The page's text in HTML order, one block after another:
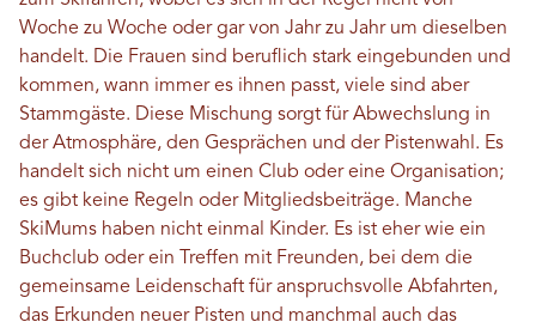
Woche zu Woche oder gar von Jahr zu Jahr um dieselben
handelt. Die Frauen sind beruflich stark eingebunden und
kommen, wann immer es ihnen passt, viele sind aber
Stammgäste. Diese Mischung sorgt für Abwechslung in
der Atmosphäre, den Gesprächen und der Pistenwahl. Es
handelt sich nicht um einen Club oder eine Organisation;
es gibt keine Regeln oder Mitgliedsbeiträge. Manche
SkiMums haben nicht einmal Kinder. Es ist eher wie ein
Buchclub oder ein Treffen mit Freunden, bei dem die
gemeinsame Leidenschaft für anspruchsvolle Abfahrten,
das Erkunden neuer Pisten und manchmal auch das